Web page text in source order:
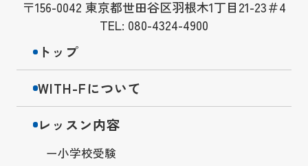
〒156-0042 東京都世田谷区羽根木1丁目21-23＃4
TEL: 080-4324-4900
トップ
WITH-Fについて
レッスン内容
小学校受験